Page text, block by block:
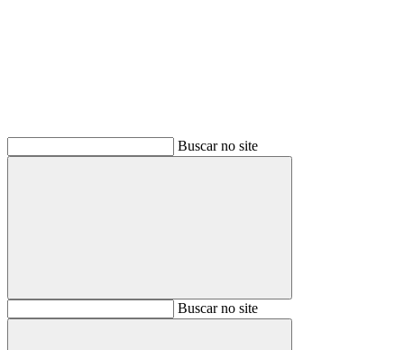
Buscar no site
BuscarBuscar no site